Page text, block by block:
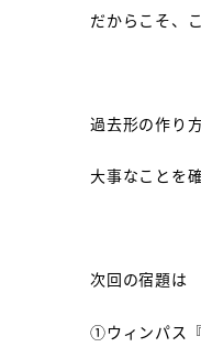
だからこそ、
過去形の作り
大事なことを
次回の宿題は
①ウィンパス